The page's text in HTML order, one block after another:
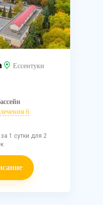
Ессентуки
6
за 1 сутки для 2